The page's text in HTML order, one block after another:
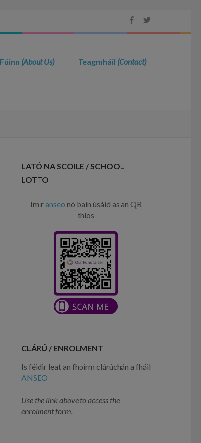
Fúinn (About Us) Teagmháil (Contact)
LATÓ NA SCOILE / SCHOOL
LOTTO
Imiranseo nó bain úsáid as an QR
thíos
CLÁRÚ / ENROLMENT
Is féidir leat an fhoirm clárúchán a fháil
ANSEO
Use the link above to access the
enrolment form.